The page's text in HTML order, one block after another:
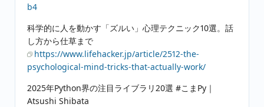
b4
科学的に人を動かす「ズルい」心理テクニック10選。話
し方から仕草まで
https://www.lifehacker.jp/article/2512-the-
psychological-mind-tricks-that-actually-work/
2025年Python界の注目ライブラリ20選 #こまPy｜
Atsushi Shibata